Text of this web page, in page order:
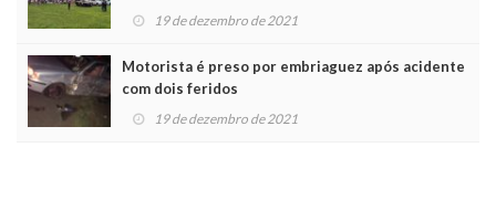
19 de dezembro de 2021
Motorista é preso por embriaguez após acidente
com dois feridos
19 de dezembro de 2021